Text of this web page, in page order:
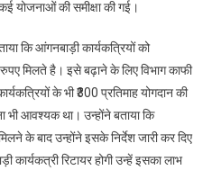
योजनाओं की समीक्षा की गई।
कि आंगनबाड़ी कार्यकत्रियों को
मिलते है। इसे बढ़ाने के लिए विभाग काफी
के भी ₹300 प्रतिमाह योगदान की
आवश्यक था। उन्होंने बताया कि
के बाद उन्होंने इसके निर्देश जारी कर दिए
रिटायर होगी उन्हें इसका लाभ